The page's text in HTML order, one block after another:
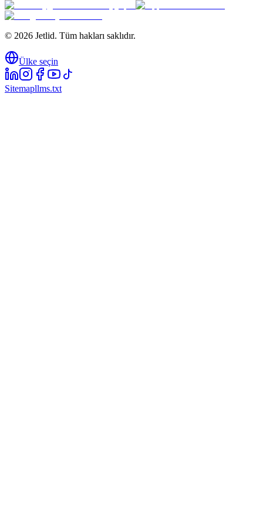
© 2026 Jetlid. Tüm hakları saklıdır.
Ülke seçin
Sitemapllms.txt